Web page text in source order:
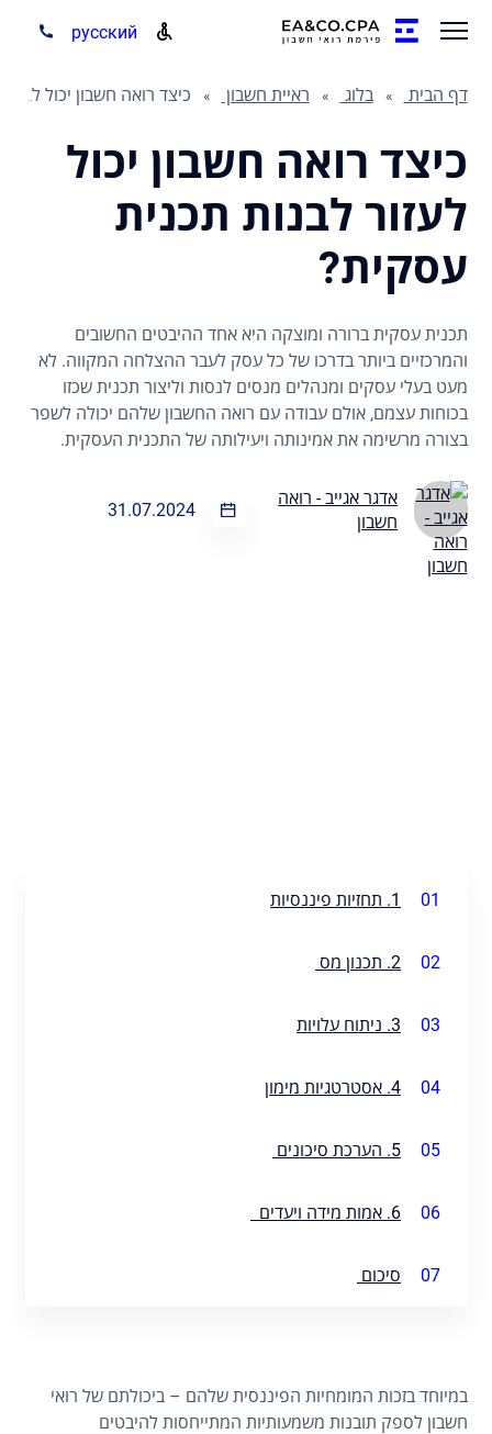
русский
דף הבית בלוג ראיית חשבון כיצד רואה חשבון יכול לעזור לבנות תכנית עסקית?
כיצד רואה חשבון יכול
לעזור לבנות תכנית
עסקית?
תכנית עסקית ברורה ומוצקה היא אחד ההיבטים החשובים
והמרכזיים ביותר בדרכו של כל עסק לעבר ההצלחה המקווה. לא
מעט בעלי עסקים ומנהלים מנסים לנסות וליצור תכנית שכזו
בכוחות עצמם, אולם עבודה עם רואה החשבון שלהם יכולה לשפר
בצורה מרשימה את אמינותה ויעילותה של התכנית העסקית.
אדגר אגייב - רואה
חשבון
31.07.2024
01 1. תחזיות פיננסיות
02 2. תכנון מס
03 3. ניתוח עלויות
04 4. אסטרטגיות מימון
05 5. הערכת סיכונים
06 6. אמות מידה ויעדים
07 סיכום
במיוחד בזכות המומחיות הפיננסית שלהם – ביכולתם של רואי
חשבון לספק תובנות משמעותיות המתייחסות להיבטים